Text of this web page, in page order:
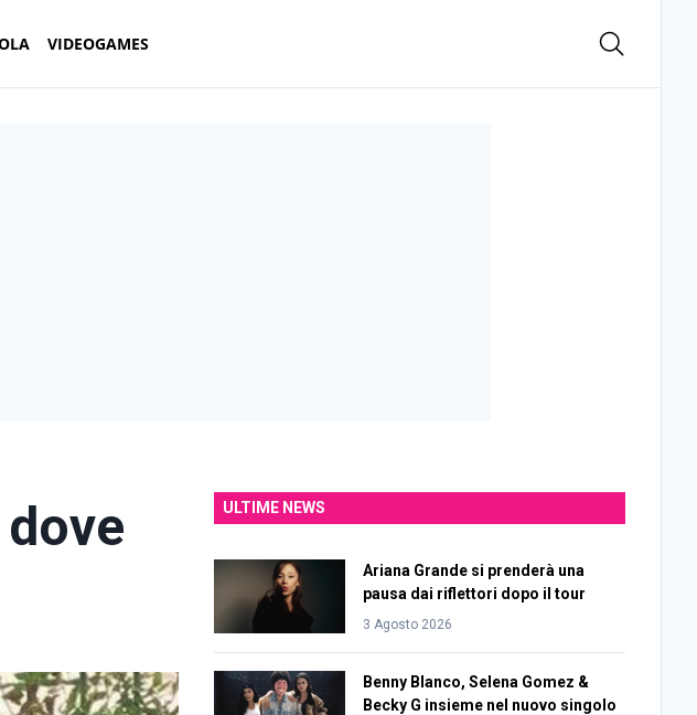
VIDEOGAMES
ULTIME NEWS
Ariana Grande si prenderà una
pausa dai riflettori dopo il tour
3 Agosto 2026
Benny Blanco, Selena Gomez &
Becky G insieme nel nuovo singolo